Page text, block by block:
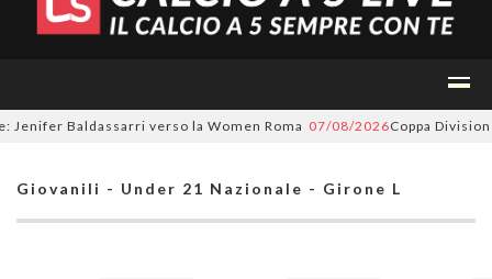
Baldassarri verso la Women Roma 07/08/2026Coppa Divisione,
Giovanili - Under 21 Nazionale - Girone L